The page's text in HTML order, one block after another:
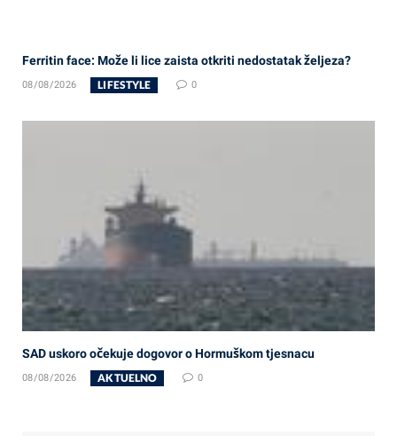
Ferritin face: Može li lice zaista otkriti nedostatak željeza?
08/08/2026 LIFESTYLE 0
SAD uskoro očekuje dogovor o Hormuškom tjesnacu
08/08/2026 AKTUELNO 0